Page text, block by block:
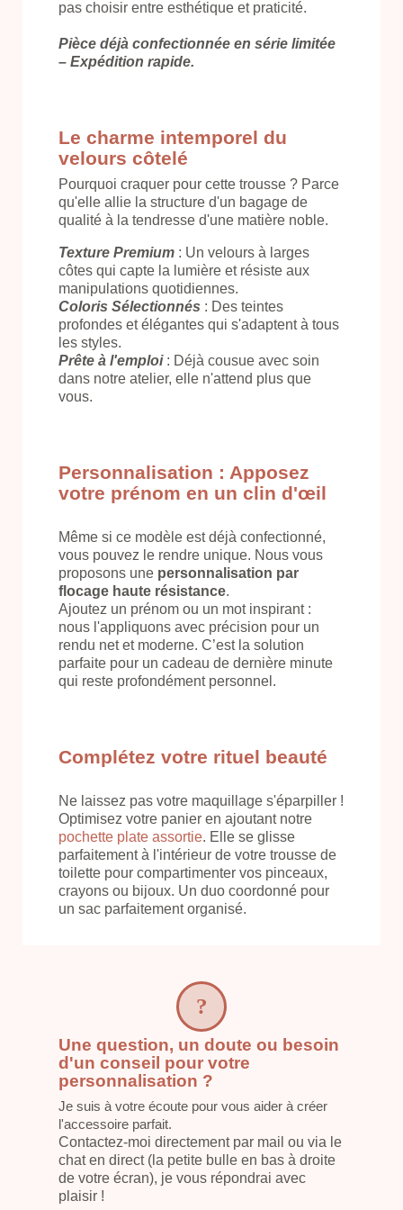
pas choisir entre esthétique et praticité.
Pièce déjà confectionnée en série limitée
– Expédition rapide.
Le charme intemporel du
velours côtelé
Pourquoi craquer pour cette trousse ? Parce
qu'elle allie la structure d'un bagage de
qualité à la tendresse d'une matière noble.
Texture Premium : Un velours à larges
côtes qui capte la lumière et résiste aux
manipulations quotidiennes.
Coloris Sélectionnés : Des teintes
profondes et élégantes qui s'adaptent à tous
les styles.
Prête à l'emploi : Déjà cousue avec soin
dans notre atelier, elle n'attend plus que
vous.
Personnalisation : Apposez
votre prénom en un clin d'œil
Même si ce modèle est déjà confectionné,
vous pouvez le rendre unique. Nous vous
proposons une personnalisation par
flocage haute résistance.
Ajoutez un prénom ou un mot inspirant :
nous l'appliquons avec précision pour un
rendu net et moderne. C’est la solution
parfaite pour un cadeau de dernière minute
qui reste profondément personnel.
Complétez votre rituel beauté
Ne laissez pas votre maquillage s'éparpiller !
Optimisez votre panier en ajoutant notre
pochette plate assortie. Elle se glisse
parfaitement à l'intérieur de votre trousse de
toilette pour compartimenter vos pinceaux,
crayons ou bijoux. Un duo coordonné pour
un sac parfaitement organisé.
Une question, un doute ou besoin
d'un conseil pour votre
personnalisation ?
Je suis à votre écoute pour vous aider à créer
l'accessoire parfait.
Contactez-moi directement par mail ou via le
chat en direct (la petite bulle en bas à droite
de votre écran), je vous répondrai avec
plaisir !